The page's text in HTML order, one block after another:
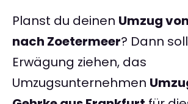
Planst du deinen Umzug
nach Zoetermeer? Dann
Erwägung ziehen, das
Umzugsunternehmen